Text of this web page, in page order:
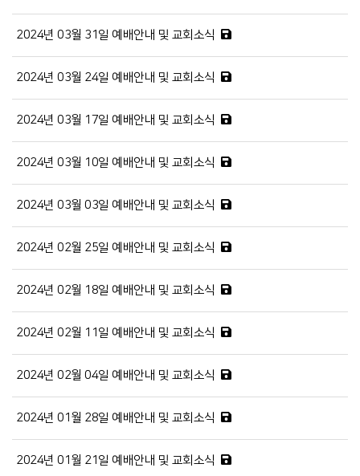
2024년 03월 31일 예배안내 및 교회소식
2024년 03월 24일 예배안내 및 교회소식
2024년 03월 17일 예배안내 및 교회소식
2024년 03월 10일 예배안내 및 교회소식
2024년 03월 03일 예배안내 및 교회소식
2024년 02월 25일 예배안내 및 교회소식
2024년 02월 18일 예배안내 및 교회소식
2024년 02월 11일 예배안내 및 교회소식
2024년 02월 04일 예배안내 및 교회소식
2024년 01월 28일 예배안내 및 교회소식
2024년 01월 21일 예배안내 및 교회소식